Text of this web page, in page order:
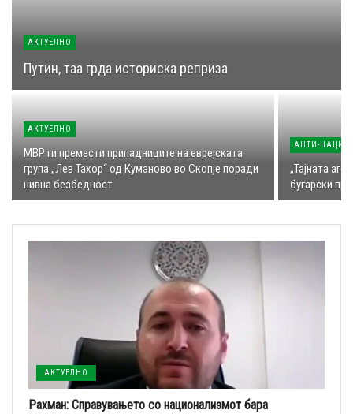
АКТУЕЛНО
Путин, таа грда историска реприза
АКТУЕЛНО
МВР ги премести припадниците на еврејската
група „Лев Тахор“ од Куманово во Скопје поради
нивна безбедност
АНТИ-
„Тајната
бугарски
АКТУЕЛНО
Рахман: Справувањето со национализмот бара